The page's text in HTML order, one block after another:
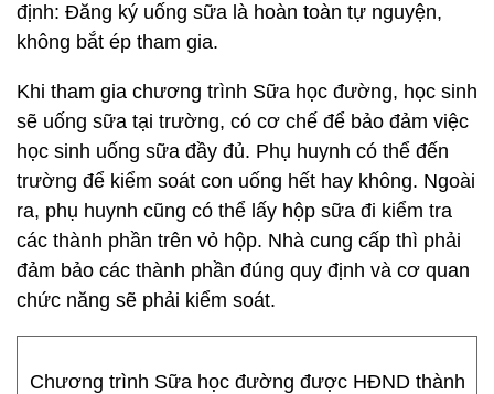
định: Đăng ký uống sữa là hoàn toàn tự nguyện,
không bắt ép tham gia.
Khi tham gia chương trình Sữa học đường, học sinh
sẽ uống sữa tại trường, có cơ chế để bảo đảm việc
học sinh uống sữa đầy đủ. Phụ huynh có thể đến
trường để kiểm soát con uống hết hay không. Ngoài
ra, phụ huynh cũng có thể lấy hộp sữa đi kiểm tra
các thành phần trên vỏ hộp. Nhà cung cấp thì phải
đảm bảo các thành phần đúng quy định và cơ quan
chức năng sẽ phải kiểm soát.
Chương trình Sữa học đường được HĐND thành